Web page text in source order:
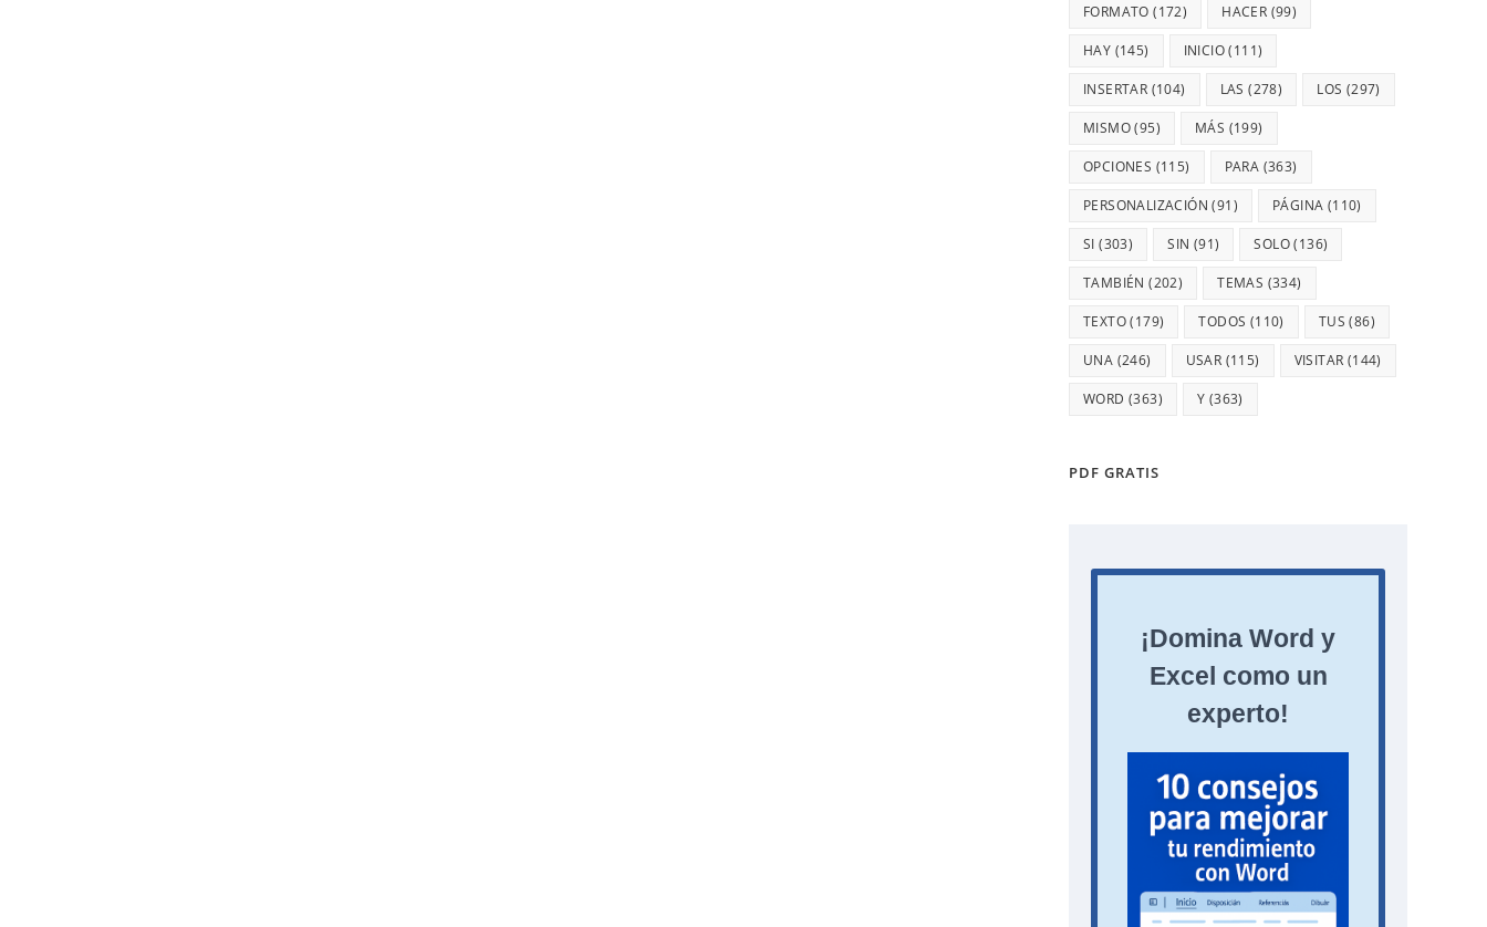
FORMATO (172) HACER (99)
HAY (145) INICIO(111)
INSERTAR (104) LAS (278) LOS (297)
MISMO(95) MÁS (199)
OPCIONES (115) PARA (363)
PERSONALIZACIÓN (91) PÁGINA (110)
SI (303) SIN (91) SOLO(136)
TAMBIÉN (202) TEMAS (334)
TEXTO(179) TODOS (110) TUS (86)
UNA (246) USAR (115) VISITAR (144)
WORD (363) Y (363)
PDF GRATIS